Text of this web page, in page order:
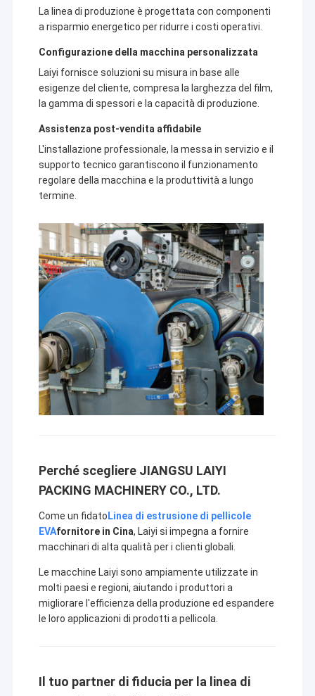
La linea di produzione è progettata con componenti
a risparmio energetico per ridurre i costi operativi.
Configurazione della macchina personalizzata
Laiyi fornisce soluzioni su misura in base alle
esigenze del cliente, compresa la larghezza del film,
la gamma di spessori e la capacità di produzione.
Assistenza post-vendita affidabile
L'installazione professionale, la messa in servizio e il
supporto tecnico garantiscono il funzionamento
regolare della macchina e la produttività a lungo
termine.
Perché scegliere JIANGSU LAIYI
PACKING MACHINERY CO., LTD.
Come un fidato Linea di estrusione di pellicole
EVAfornitore in Cina, Laiyi si impegna a fornire
macchinari di alta qualità per i clienti globali.
Le macchine Laiyi sono ampiamente utilizzate in
molti paesi e regioni, aiutando i produttori a
migliorare l'efficienza della produzione ed espandere
le loro applicazioni di prodotti a pellicola.
Il tuo partner di fiducia per la linea di